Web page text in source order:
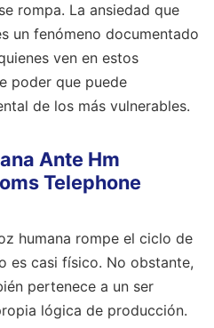
rompa. La ansiedad que
un fenómeno documentado
ven en estos
poder que puede
de los más vulnerables.
Ante Hm
Telephone
humana rompe el ciclo de
es casi físico. No obstante,
pertenece a un ser
lógica de producción.